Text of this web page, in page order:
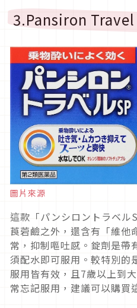
3.Pansiron Travel
圖片來源
這款「パンシロントラベル
莨菪鹼之外，還含有「維他
常，抑制嘔吐感。 錠劑是帶
須配水即可服用。較特別的
服用皆有效，且7歲以上到
常忘記服用，建議可以購買